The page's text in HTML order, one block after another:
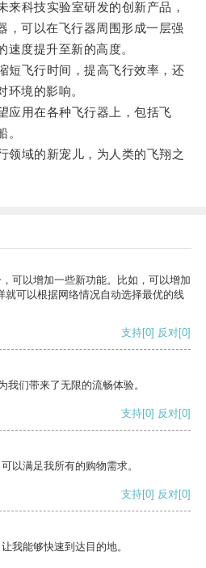
科技实验室研发的创新产品，
，可以在飞行器周围形成一层强
速度提升至新的高度。
飞行时间，提高飞行效率，还
环境的影响。
用在各种飞行器上，包括飞
。
域的新宠儿，为人类的飞翔之
可以增加一些新功能。比如，可以增加
就可以根据网络情况自动选择最优的线
支持[0] 反对[0]
们带来了无限的流畅体验。
支持[0] 反对[0]
以满足我所有的购物需求。
支持[0] 反对[0]
我能够快速到达目的地。